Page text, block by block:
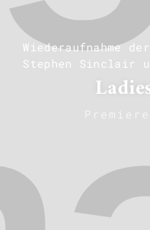
Wiederaufnahme
Stephen Sinclair
Premiere